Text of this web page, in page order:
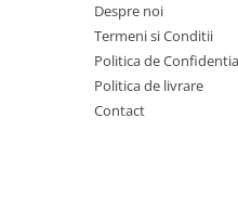
Despre noi
Termeni si Conditii
Politica de
Politica de livrare
Contact